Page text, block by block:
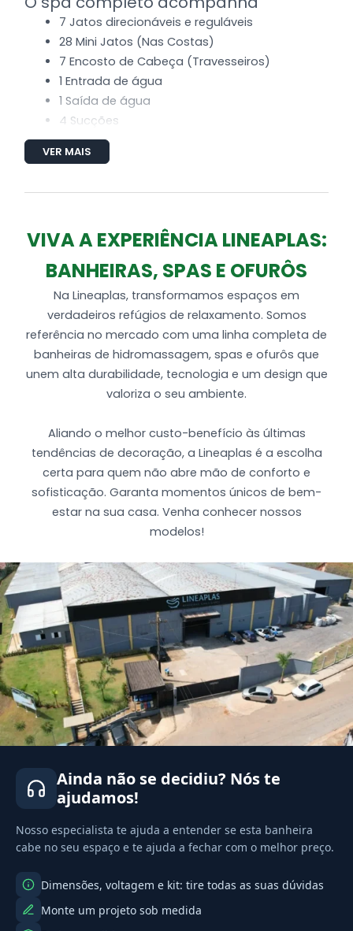
7 Jatos direcionáveis e reguláveis
28 Mini Jatos (Nas Costas)
7 Encosto de Cabeça (Travesseiros)
1 Entrada de água
1 Saída de água
4 Sucções
8 Entradas de ar (Arejador)
Tubulação de água e ar
VER MAIS
VIVA A EXPERIÊNCIA LINEAPLAS:
BANHEIRAS, SPAS E OFURÔS
Na Lineaplas, transformamos espaços em
verdadeiros refúgios de relaxamento. Somos
referência no mercado com uma linha completa de
banheiras de hidromassagem, spas e ofurôs que
unem alta durabilidade, tecnologia e um design que
valoriza o seu ambiente.
Aliando o melhor custo-benefício às últimas
tendências de decoração, a Lineaplas é a escolha
certa para quem não abre mão de conforto e
sofisticação. Garanta momentos únicos de bem-
estar na sua casa. Venha conhecer nossos
modelos!
Ainda não se decidiu? Nós te
ajudamos!
Nosso especialista te ajuda a entender se esta banheira
cabe no seu espaço e te ajuda a fechar com o melhor preço.
Dimensões, voltagem e kit: tire todas as suas dúvidas
Monte um projeto sob medida